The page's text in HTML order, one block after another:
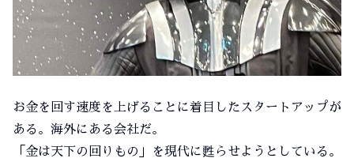
お金を回す速度を上げることに着目したスタートアップが
ある。海外にある会社だ。
「金は天下の回りもの」を現代に甦らせようとしている。